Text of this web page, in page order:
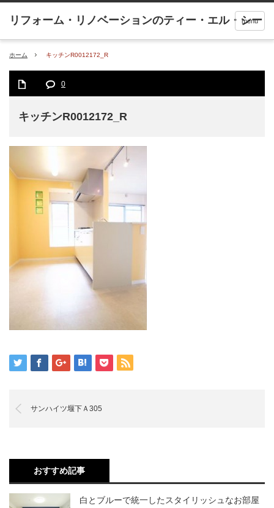
menu
ホーム キッチンR0012172_R
0
キッチンR0012172_R
サンハイツ堰下Ａ305
おすすめ記事
白とブルーで統一したスタイリッシュなお部屋